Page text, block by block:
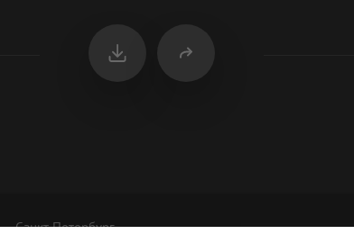
Санкт-Петербург